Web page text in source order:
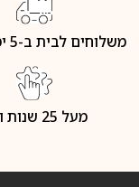
משלוחים לבית ב-5 ימי עסקים
מעל 25 שנות ותק